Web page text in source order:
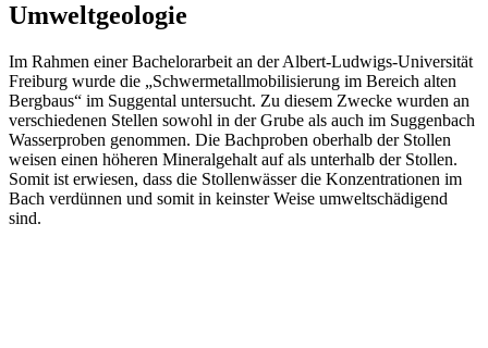
Umweltgeologie
Im Rahmen einer Bachelorarbeit an der Albert-Ludwigs-Universität
Freiburg wurde die „Schwermetallmobilisierung im Bereich alten
Bergbaus“ im Suggental untersucht. Zu diesem Zwecke wurden an
verschiedenen Stellen sowohl in der Grube als auch im Suggenbach
Wasserproben genommen. Die Bachproben oberhalb der Stollen
weisen einen höheren Mineralgehalt auf als unterhalb der Stollen.
Somit ist erwiesen, dass die Stollenwässer die Konzentrationen im
Bach verdünnen und somit in keinster Weise umweltschädigend
sind.